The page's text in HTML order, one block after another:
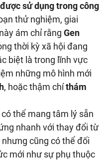
sử dụng trong công
thử nghiệm, giai
ám chỉ rằng Gen
thời kỳ xã hội đang
biệt là trong lĩnh vực
những mô hình mới
, hoặc thậm chíthám
có thể mang tâm lý sẵn
nhanh với thay đổi từ
cũng có thể đối
mới như sự phụ thuộc